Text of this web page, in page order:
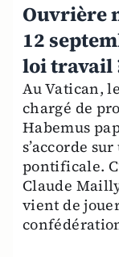
Ouvrière
12
loi travail
Au Vatican,
chargé de
Habemus
s’accorde
pontificale.
Claude
vient de